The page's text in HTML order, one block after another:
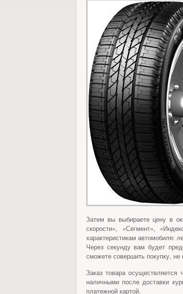
Затем вы выбираете цену в
скорости», «Сегмент»,
характеристикам автомобиля:
Через секунду вам будет
сможете совершить покупку,
Заказ товара осуществляется
наличными после доставки
платежной картой.